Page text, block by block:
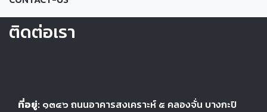
ติดต่อเรา
ที่อยู่: ๑๓๔๖ ถนนอาคารสงเคราะห์ ๕ คลองจั่น บางกะปิ